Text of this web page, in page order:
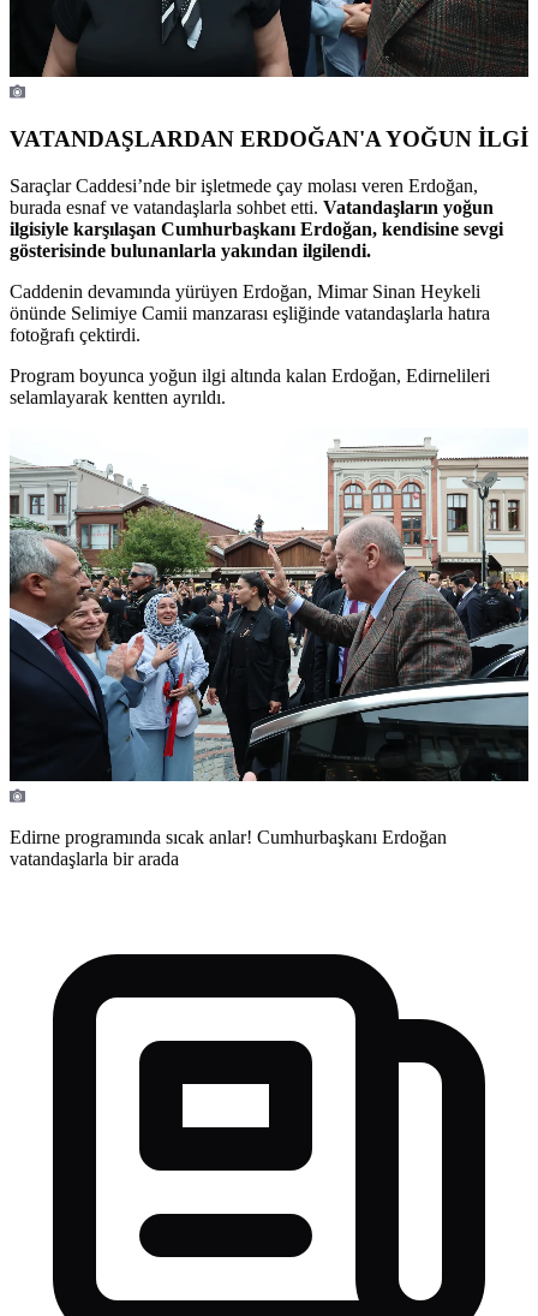
VATANDAŞLARDAN ERDOĞAN'A YOĞUN İLGİ
Saraçlar Caddesi’nde bir işletmede çay molası veren Erdoğan,
burada esnaf ve vatandaşlarla sohbet etti. Vatandaşların yoğun
ilgisiyle karşılaşan Cumhurbaşkanı Erdoğan, kendisine sevgi
gösterisinde bulunanlarla yakından ilgilendi.
Caddenin devamında yürüyen Erdoğan, Mimar Sinan Heykeli
önünde Selimiye Camii manzarası eşliğinde vatandaşlarla hatıra
fotoğrafı çektirdi.
Program boyunca yoğun ilgi altında kalan Erdoğan, Edirnelileri
selamlayarak kentten ayrıldı.
Edirne programında sıcak anlar! Cumhurbaşkanı Erdoğan
vatandaşlarla bir arada